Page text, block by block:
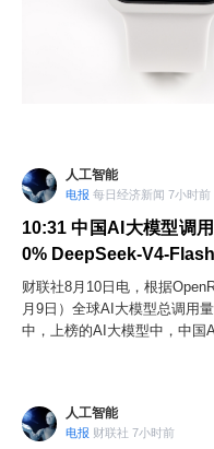
人工智能
电报 每日经济新闻 7小时前
10:31 中国AI大模型调
0% DeepSeek-V4-
财联社8月10日电，根据
月9日）全球AI大模型总调用
中，上榜的AI大模型中，中国
长109.36%。中国大模型周
中，DeepSeek-V4-Flash-
一，周调用量达8.83万亿
人工智能
电报 财联社 7小时前